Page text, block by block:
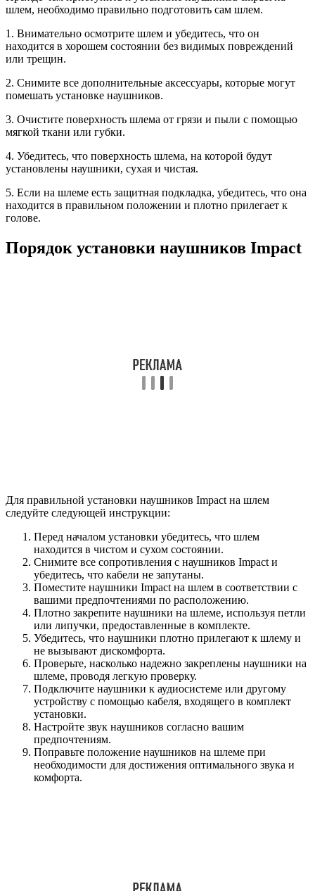
шлем, необходимо правильно подготовить сам шлем.
1. Внимательно осмотрите шлем и убедитесь, что он
находится в хорошем состоянии без видимых повреждений
или трещин.
2. Снимите все дополнительные аксессуары, которые могут
помешать установке наушников.
3. Очистите поверхность шлема от грязи и пыли с помощью
мягкой ткани или губки.
4. Убедитесь, что поверхность шлема, на которой будут
установлены наушники, сухая и чистая.
5. Если на шлеме есть защитная подкладка, убедитесь, что она
находится в правильном положении и плотно прилегает к
голове.
Порядок установки наушников Impact
Для правильной установки наушников Impact на шлем
следуйте следующей инструкции:
Перед началом установки убедитесь, что шлем
находится в чистом и сухом состоянии.
Снимите все сопротивления с наушников Impact и
убедитесь, что кабели не запутаны.
Поместите наушники Impact на шлем в соответствии с
вашими предпочтениями по расположению.
Плотно закрепите наушники на шлеме, используя петли
или липучки, предоставленные в комплекте.
Убедитесь, что наушники плотно прилегают к шлему и
не вызывают дискомфорта.
Проверьте, насколько надежно закреплены наушники на
шлеме, проводя легкую проверку.
Подключите наушники к аудиосистеме или другому
устройству с помощью кабеля, входящего в комплект
установки.
Настройте звук наушников согласно вашим
предпочтениям.
Поправьте положение наушников на шлеме при
необходимости для достижения оптимального звука и
комфорта.